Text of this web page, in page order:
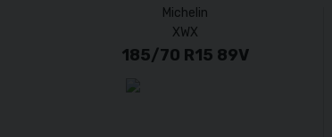
Michelin
XWX
185/70 R15 89V